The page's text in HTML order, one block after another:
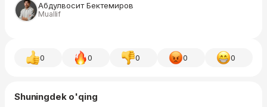
Абдулвосит Бектемиров
Muallif
0 0 0 0 0
Shuningdek o'qing